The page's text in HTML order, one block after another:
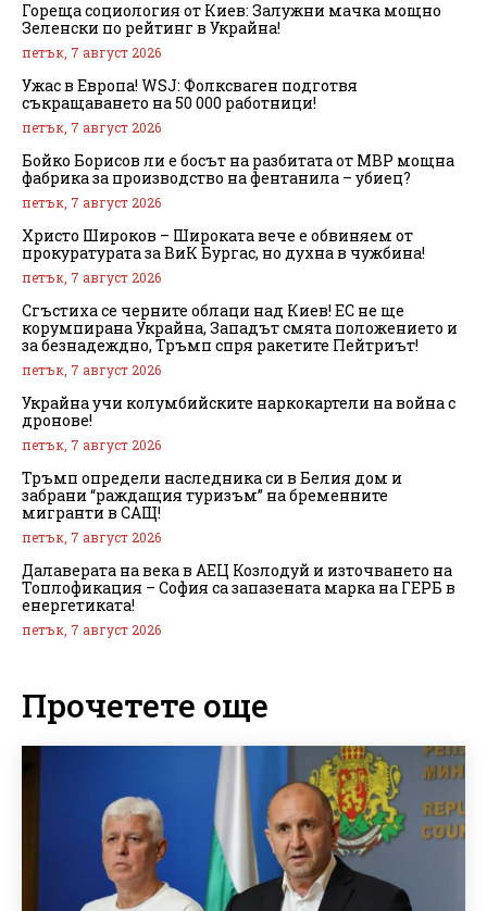
Гореща социология от Киев: Залужни мачка мощно
Зеленски по рейтинг в Украйна!
петък, 7 август 2026
Ужас в Европа! WSJ: Фолксваген подготвя
съкращаването на 50 000 работници!
петък, 7 август 2026
Бойко Борисов ли е босът на разбитата от МВР мощна
фабрика за производство на фентанила – убиец?
петък, 7 август 2026
Христо Широков – Широката вече е обвиняем от
прокуратурата за ВиК Бургас, но духна в чужбина!
петък, 7 август 2026
Сгъстиха се черните облаци над Киев! ЕС не ще
корумпирана Украйна, Западът смята положението и
за безнадеждно, Тръмп спря ракетите Пейтриът!
петък, 7 август 2026
Украйна учи колумбийските наркокартели на война с
дронове!
петък, 7 август 2026
Тръмп определи наследника си в Белия дом и
забрани “раждащия туризъм” на бременните
мигранти в САЩ!
петък, 7 август 2026
Далаверата на века в АЕЦ Козлодуй и източването на
Топлофикация – София са запазената марка на ГЕРБ в
енергетиката!
петък, 7 август 2026
Прочетете още